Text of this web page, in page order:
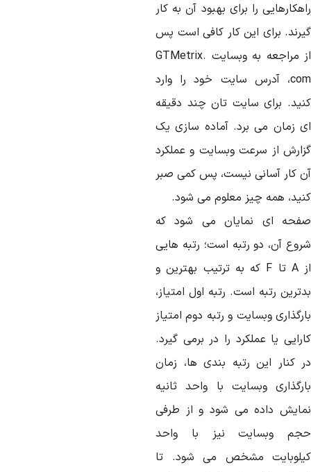
را برای بهبود آن به کار
برای این کار کافی است پس
از مراجعه به وبسایت GTMetrix.
com، آدرس سایت خود را وارد
برای سایت تان چند دقیقه
زمان می برد. آماده سازی یک
از سرعت وبسایت و عملکرد
کار آسانی نیست، پس کمی صبر
همه چیز معلوم می شود.
ای نمایان می شود که
آن، دو رتبه است؛ رتبه هایی
از A تا F که به ترتیب بهترین و
رتبه است. رتبه اول امتیاز،
وبسایت و رتبه دوم امتیاز
یا عملکرد را در برمی گیرد.
کنار این رتبه بندی ها، زمان
وبسایت با واحد ثانیه
داده می شود و از طرفی
وبسایت نیز با واحد
مشخص می شود. تا